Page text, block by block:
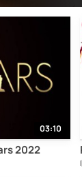
03:10
2022